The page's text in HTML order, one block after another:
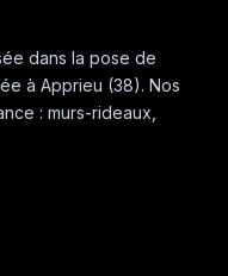
dans la pose de
à Apprieu (38). Nos
: murs-rideaux,